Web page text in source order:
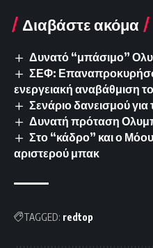
Διαβάστε ακόμα
Δυνατό “μπάσιμο”
ΣΕΦ:
ενεργειακή αναβάθμιση
Σενάριο δανεισμού
Δυνατή πρόταση
Στο “κάδρο” και ο
αριστερού μπακ
TAGGED: redtop